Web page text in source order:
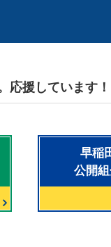
応援しています！
早稲
公開